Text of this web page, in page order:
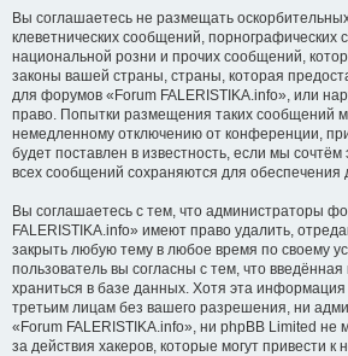
Вы соглашаетесь не размещать
клеветнических сообщений, порнографических
национальной розни и прочих сообщений,
законы вашей страны, страны, которая
для форумов «Forum FALERISTIKA.info», или
право. Попытки размещения таких сообщений
немедленному отключению от конференции,
будет поставлен в известность, если мы
всех сообщений сохраняются для обеспечения
Вы соглашаетесь с тем, что администраторы
FALERISTIKA.info» имеют право удалить,
закрыть любую тему в любое время по своему
пользователь вы согласны с тем, что
храниться в базе данных. Хотя эта
третьим лицам без вашего разрешения, ни
«Forum FALERISTIKA.info», ни phpBB Limited не
за действия хакеров, которые могут привести к